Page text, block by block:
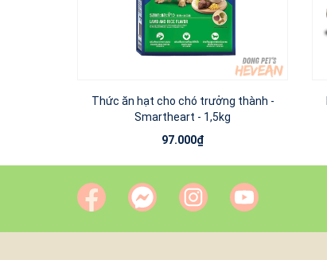
Thức ăn hạt cho chó trưởng thành -
Smartheart - 1,5kg
97.000₫